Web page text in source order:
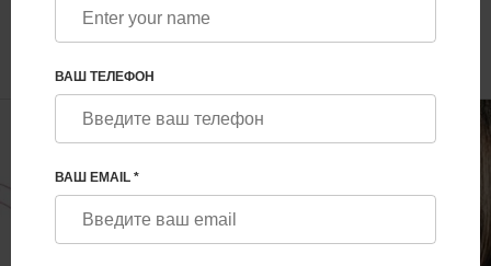
ВАШ ТЕЛЕФОН
ВАШ EMAIL *